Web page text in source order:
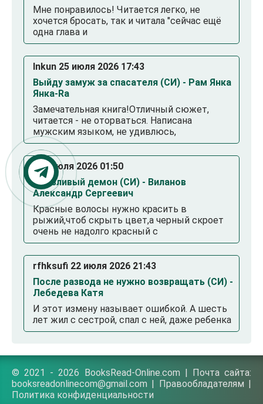
Мне понравилось! Читается легко, не
хочется бросать, так и читала "сейчас ещё
одна глава и
Inkun 25 июля 2026 17:43
Выйду замуж за спасателя (СИ) - Рам Янка
Янка-Ra
Замечательная книга!Отличный сюжет,
читается - не оторваться. Написана
мужским языком, не удивлюсь,
. 23 июля 2026 01:50
Смазливый демон (СИ) - Виланов
Александр Сергеевич
Красные волосы нужно красить в
рыжий,чтоб скрыть цвет,а черный скроет
очень не надолго красный с
rfhksufi 22 июля 2026 21:43
После развода не нужно возвращать (СИ) -
Лебедева Катя
И этот измену называет ошибкой. А шесть
лет жил с сестрой, спал с ней, даже ребенка
© 2021 - 2026 BooksRead-Online.com | Почта сайта:
booksreadonlinecom@gmail.com | Правообладателям |
Политика конфиденциальности